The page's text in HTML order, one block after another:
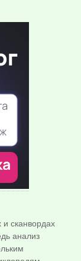
и сканвордах
анализ